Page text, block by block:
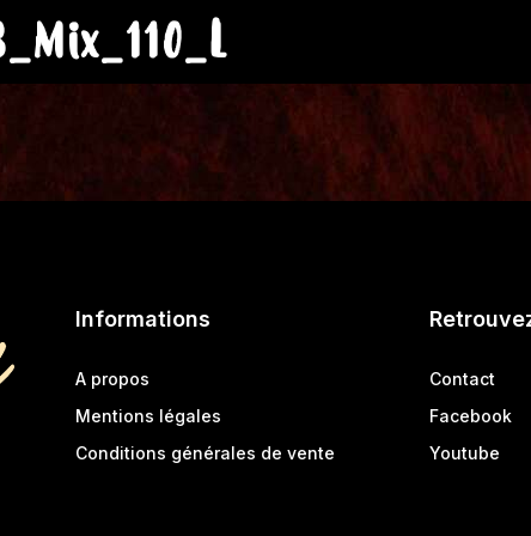
Informations
A propos
Mentions légales
Conditions générales de vente
Contact
Facebook
Youtube